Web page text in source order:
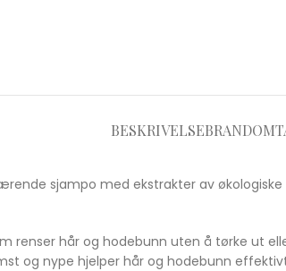
BESKRIVELSEBRAND
sjampo med ekstrakter av
renser hår og hodebunn uten å tørke ut
og nype hjelper hår og hodebunn